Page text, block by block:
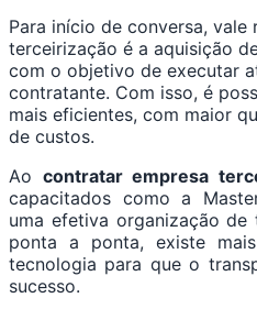
Para início de conversa, vale
terceirização é a aquisição
com o objetivo de executar
contratante. Com isso, é
mais eficientes, com maior
de custos.
Ao contratar empresa
capacitados como a
uma efetiva organização
ponta a ponta, existe
tecnologia para que o
sucesso.